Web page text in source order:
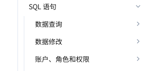
SQL 语句
数据查询
数据修改
账户、角色和权限